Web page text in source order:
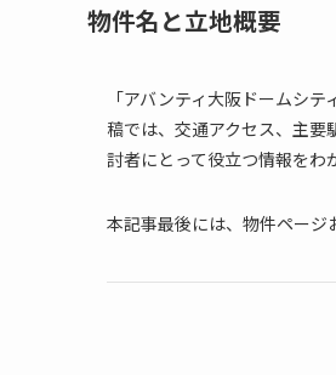
物件名と立地概要
「アバンティ大阪ドームシ
稿では、交通アクセス、主
討者にとって役立つ情報をわ
本記事最後には、物件ページ